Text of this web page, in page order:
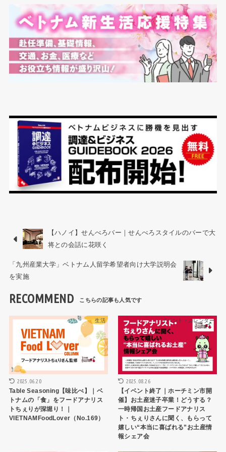
【ハノイ】せんべろバー｜せんべろスタイルのバーで大
将との会話に花咲く
「九州産業大学」ベトナム人留学希望者向け大学説明会
を実施
RECOMMEND
生活
2025.06.20
Table Seasoning【味比べ】｜ベ
トナムの「食」をフードアナリス
トちぇりが深堀り！｜
VIETNAMFoodLover（No.169）
イベント・カレンダー
2025.08.26
【イベント終了｜ホーチミン市開
催】お土産迷子卒業！どうする？
一時帰国お土産フードアナリス
ト・ちぇりさんに聞く、もらって
嬉しい“本当に喜ばれる”お土産情
報シェア会